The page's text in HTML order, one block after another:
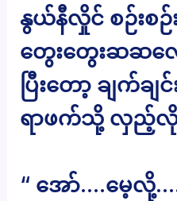
နွယ်နီလှိုင် စဉ်းစဉ်း
တွေးတွေးဆဆလေ
ပြီးတော့ ချက်ခ
ရာဖက်သို့ လှည့်လို
“ အော်….မေ့လို့